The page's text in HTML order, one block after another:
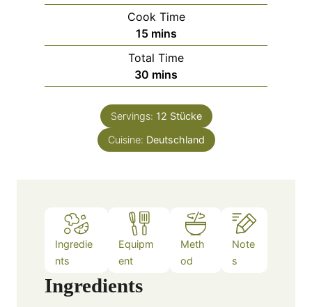
i
n
u
t
e
s
Cook Time
15m
i
n
u
e
s
mins
Total Time
30 m
i
n
u
t
mins
Servings: 12 Stücke
Cuisine: Deutschland
Ingredie
nts
Equipm
ent
Meth
od
Note
s
Ingredients